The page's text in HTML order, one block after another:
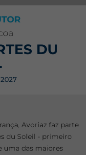
DU
Avoriaz faz parte
du Soleil - primeiro
das maiores